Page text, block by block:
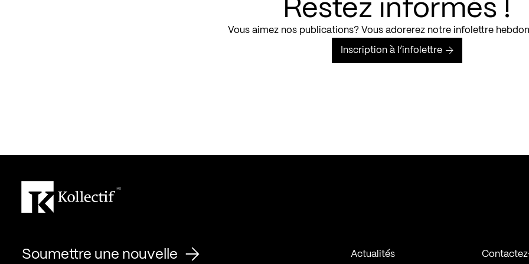
Restez informés !
Vous aimez nos publications? Vous adorerez notre infolettre
Inscription à l’infolettre
Soumettre une nouvelle Actualités